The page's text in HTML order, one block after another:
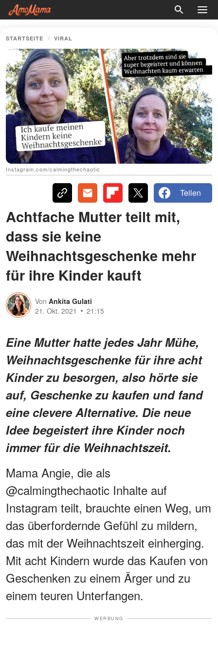
STARTSEITE VIRAL
Instagram.com/calmingthechaotic
Teilen
Achtfache Mutter teilt mit,
dass sie keine
Weihnachtsgeschenke mehr
für ihre Kinder kauft
Von Ankita Gulati
21. Okt. 2021
21:15
Eine Mutter hatte jedes Jahr Mühe,
Weihnachtsgeschenke für ihre acht
Kinder zu besorgen, also hörte sie
auf, Geschenke zu kaufen und fand
eine clevere Alternative. Die neue
Idee begeistert ihre Kinder noch
immer für die Weihnachtszeit.
Mama Angie, die als
@calmingthechaotic Inhalte auf
Instagram teilt, brauchte einen Weg, um
das überfordernde Gefühl zu mildern,
das mit der Weihnachtszeit einherging.
Mit acht Kindern wurde das Kaufen von
Geschenken zu einem Ärger und zu
einem teuren Unterfangen.
WERBUNG